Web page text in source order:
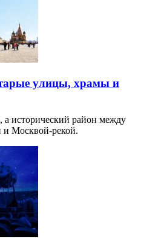
улицы, храмы и
исторический район между
Москвой-рекой.